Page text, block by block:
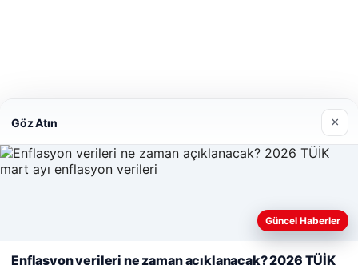
Web sitemizi nasıl kullandığınızı daha iyi anlayabilmek,
Göz Atın ×
Güncel Haberler
Enflasyon verileri ne zaman açıklanacak? 2026 TÜİK